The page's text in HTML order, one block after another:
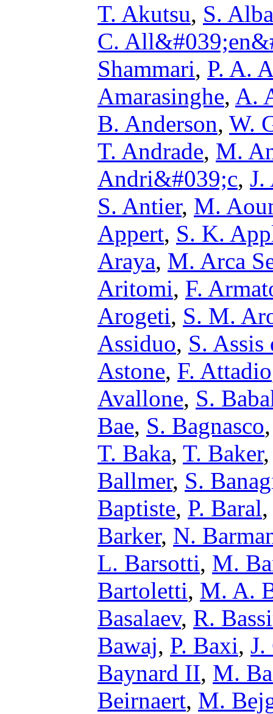
T. Akutsu, S.
C.
Shammari, P. A.
Amarasinghe, A.
B. Anderson, W.
T. Andrade, M.
Andri&#039;c, J.
S. Antier, M.
Appert, S. K.
Araya, M. Arca
Aritomi, F.
Arogeti, S. M.
Assiduo, S. Assis
Astone, F. Attadio
Avallone, S.
Bae, S. Bagnasco
T. Baka, T. Baker
Ballmer, S.
Baptiste, P. Baral
Barker, N.
L. Barsotti, M.
Bartoletti, M. A.
Basalaev, R.
Bawaj, P. Baxi, J.
Baynard II, M.
Beirnaert, M.